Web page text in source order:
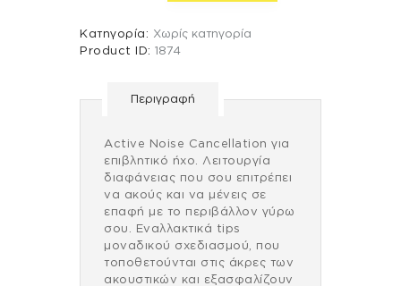
Κατηγορία: Χωρίς κατηγορία
Product ID: 1874
Περιγραφή
Active Noise Cancellation για
επιβλητικό ήχο. Λειτουργία
διαφάνειας που σου επιτρέπει
να ακούς και να μένεις σε
επαφή με το περιβάλλον γύρω
σου. Εναλλακτικά tips
μοναδικού σχεδιασμού, που
τοποθετούνται στις άκρες των
ακουστικών και εξασφαλίζουν